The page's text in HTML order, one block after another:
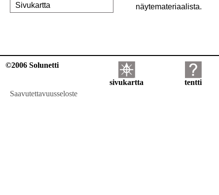
Sivukartta
näytemateriaalista.
©2006 Solunetti
sivukartta tentti
Saavutettavuusseloste